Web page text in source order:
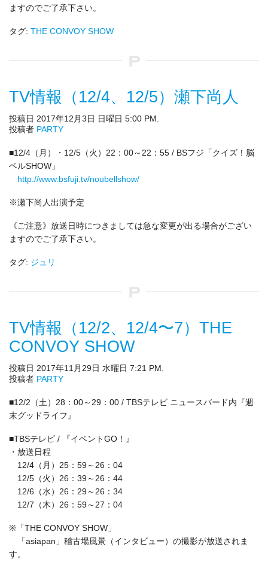
ますのでご了承下さい。
タグ: THE CONVOY SHOW
TV情報（12/4、12/5）瀬下尚人
投稿日 2017年12月3日 日曜日 5:00 PM.
投稿者 PARTY
■12/4（月）・12/5（火）22：00～22：55 / BSフジ「クイズ！脳
ベルSHOW」
http://www.bsfuji.tv/noubellshow/
※瀬下尚人出演予定
《ご注意》放送日時につきましては急な変更が出る場合がござい
ますのでご了承下さい。
タグ: ジュリ
TV情報（12/2、12/4〜7）THE
CONVOY SHOW
投稿日 2017年11月29日 水曜日 7:21 PM.
投稿者 PARTY
■12/2（土）28：00～29：00 / TBSテレビ ニュースバード内『週
末グッドライフ』
■TBSテレビ / 『イベントGO！』
・放送日程
12/4（月）25：59～26：04
12/5（火）26：39～26：44
12/6（水）26：29～26：34
12/7（木）26：59～27：04
※「THE CONVOY SHOW」
「asiapan」稽古場風景（インタビュー）の撮影が放送されま
す。